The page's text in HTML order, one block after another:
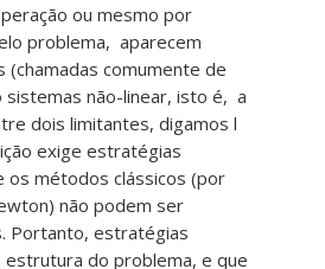
ou mesmo por
problema, aparecem
comumente de
sistemas não-linear, isto é, a
dois limitantes, digamos l
exige estratégias
os métodos clássicos (por
não podem ser
Portanto, estratégias
estrutura do problema, e que